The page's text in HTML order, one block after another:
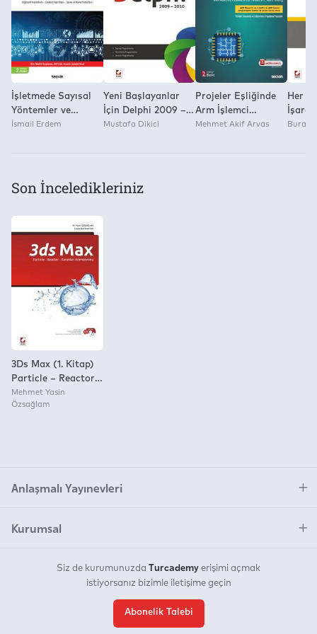
Yok
İşletmede Sayısal
Yöntemler ve
Winqsb
Simpleks
Algoritması –
İsmail Erdem
Yeni Başlayanlar
İçin Delphi 2009 –
2010
Mustafa Dikici
Projeler Eşliğinde
Arm İşlemci
Programlama Arm
Mehmet Akif Arvas
Her
(C
Burak
Son İnceledikleriniz
3Ds Max (1. Kitap)
Particle – Reactor –
Karakter
Animasyonu
Mehmet Yasin
Özsağlam
Anlaşmalı Yayınevleri
Kurumsal
Siz de kurumunuzda Turcademy erişimi açmak
istiyorsanız bizimle iletişime geçin
Abonelik Talebi